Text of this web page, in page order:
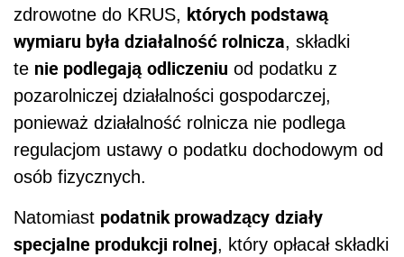
zdrowotne do KRUS, których podstawą
wymiaru była działalność rolnicza, składki
te nie podlegają odliczeniu od podatku z
pozarolniczej działalności gospodarczej,
ponieważ działalność rolnicza nie podlega
regulacjom ustawy o podatku dochodowym od
osób fizycznych.
Natomiast podatnik prowadzący działy
specjalne produkcji rolnej, który opłacał składki